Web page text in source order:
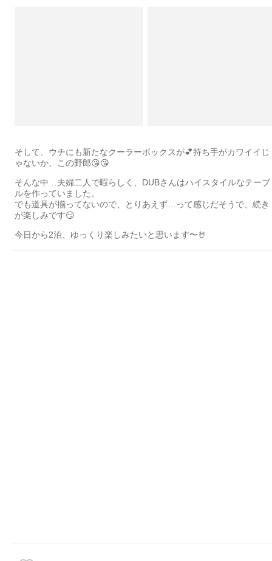
そして、ウチにも新たなクーラーボックスが💕持ち手がカワイイじ
ゃないか、この野郎😘😘
そんな中…夫婦二人で暇らしく、DUBさんはハイスタイルなテーブ
ルを作っていました。
でも道具が揃ってないので、とりあえず…って感じだそうで、続き
が楽しみです😏
今日から2泊、ゆっくり楽しみたいと思います〜🤘